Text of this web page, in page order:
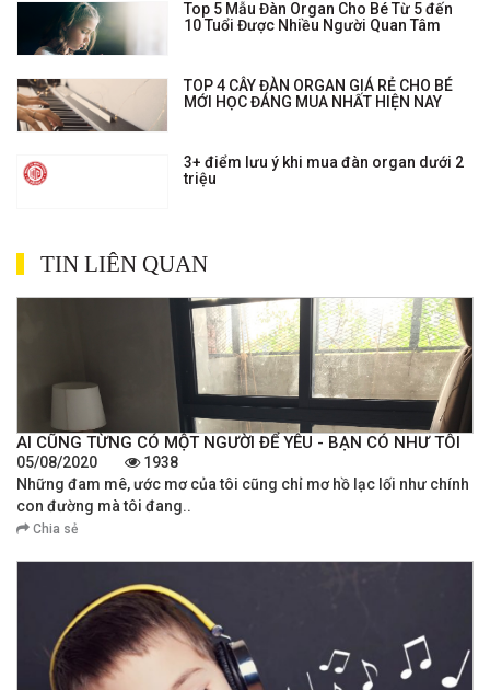
Top 5 Mẫu Đàn Organ Cho Bé Từ 5 đến
10 Tuổi Được Nhiều Người Quan Tâm
TOP 4 CÂY ĐÀN ORGAN GIÁ RẺ CHO BÉ
MỚI HỌC ĐÁNG MUA NHẤT HIỆN NAY
3+ điểm lưu ý khi mua đàn organ dưới 2
triệu
TIN LIÊN QUAN
AI CŨNG TỪNG CÓ MỘT NGƯỜI ĐỂ YÊU - BẠN CÓ NHƯ TÔI
05/08/2020
1938
Những đam mê, ước mơ của tôi cũng chỉ mơ hồ lạc lối như chính
con đường mà tôi đang..
Chia sẻ